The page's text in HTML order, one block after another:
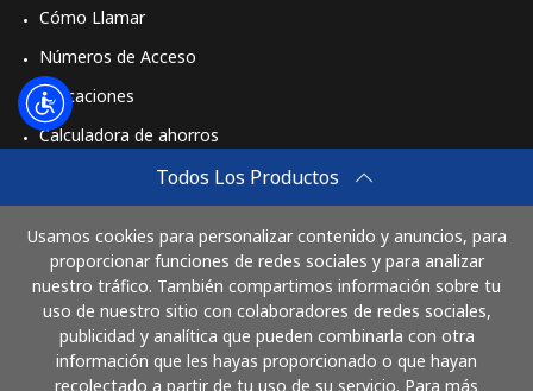
Todos Los Productos
Usamos cookies para personalizar contenido y anuncios, para
proporcionar funciones de redes sociales y para analizar
nuestro tráfico. También compartimos información sobre tu
uso de nuestro sitio con colaboradores de redes sociales,
publicidad y analítica que pueden combinarla con otra
información que les hayas proporcionado o que hayan
recolectado a partir de tu uso de su servicio. Para más
Cómo Llamar
Números de Acceso
Aplicaciones
Calculadora de ahorros
Comprar
Cómo funciona
Paga con